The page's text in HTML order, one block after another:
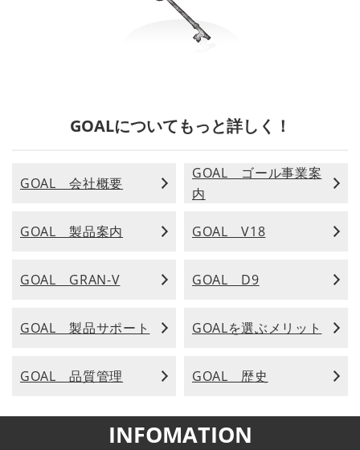
GOALについてもっと詳しく！
GOAL 会社概要
GOAL ゴール事業案
内
GOAL 製品案内 GOAL V18
GOAL GRAN-V GOAL D9
GOAL 製品サポート GOALを選ぶメリット
GOAL 品質管理 GOAL 歴史
INFOMATION